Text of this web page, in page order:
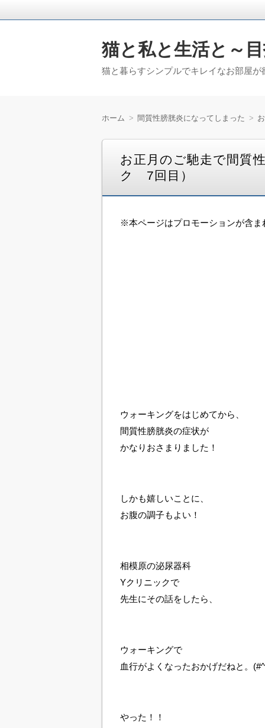
猫と私と生活と～
猫と暮らすシンプルでキレイなお部屋
ホーム 間質性膀胱炎になってしまった
お正月のご馳走で間質
ク 7回目）
※本ページはプロモーションが含ま
ウォーキングをはじめてから、
間質性膀胱炎の症状が
かなりおさまりました！
しかも嬉しいことに、
お腹の調子もよい！
相模原の泌尿器科
Yクリニックで
先生にその話をしたら、
ウォーキングで
血行がよくなったおかげだねと。
やった！！